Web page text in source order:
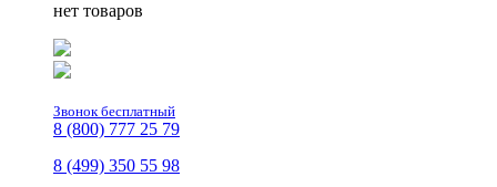
нет товаров
Звонок бесплатный
8 (800) 777 25 79
8 (499) 350 55 98